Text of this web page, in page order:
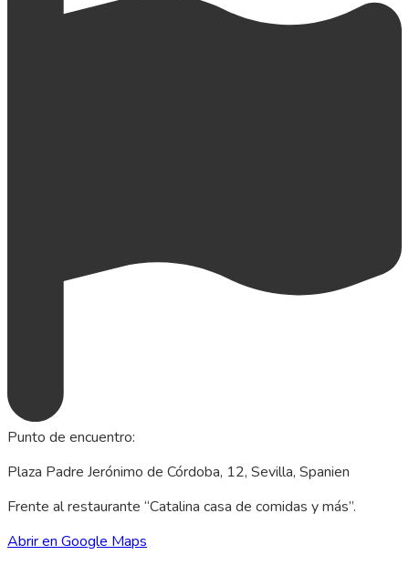
Punto de encuentro:
Plaza Padre Jerónimo de Córdoba, 12, Sevilla, Spanien
Frente al restaurante “Catalina casa de comidas y más”.
Abrir en Google Maps